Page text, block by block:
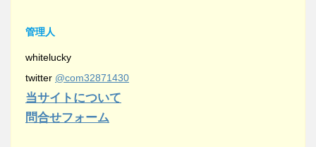
管理人
whitelucky
twitter @com32871430
当サイトについて
問合せフォーム